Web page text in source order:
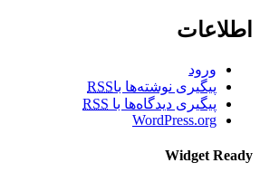
اطلاعات
ورود
پیگیری نوشته‌ها باRSS
پیگیری دیدگاه‌ها با RSS
WordPress.org
Widget Ready